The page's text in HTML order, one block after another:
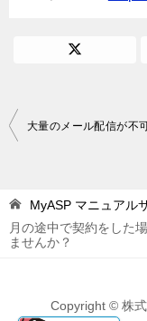
投
ビ
ゲ
MyASP マニュアル
月の途中で契約をした
ませんか？
Copyright © 株